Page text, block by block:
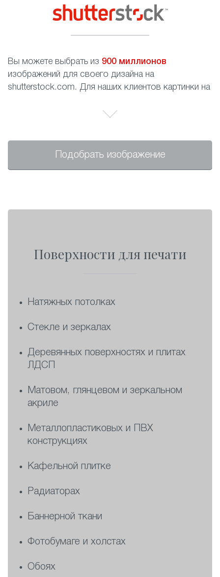
Вы можете выбрать из 900 миллионов
изображений для своего дизайна на
shutterstock.com. Для наших клиентов картинки на
только записать номер изображения.
Подобрать изображение
Поверхности для печати
Натяжных потолках
Стекле и зеркалах
Деревянных поверхностях и плитах
ЛДСП
Матовом, глянцевом и зеркальном
акриле
Металлопластиковых и ПВХ
конструкциях
Кафельной плитке
Радиаторах
Баннерной ткани
Фотобумаге и холстах
Обоях